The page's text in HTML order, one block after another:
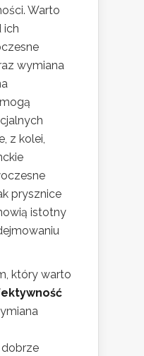
Warto
ich
wymiana
z kolei,
prysznice
istotny
który warto